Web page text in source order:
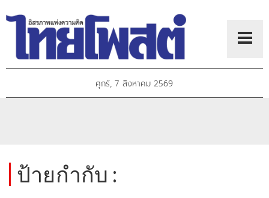
ศุกร์, 7 สิงหาคม 2569
ป้ายกำกับ :